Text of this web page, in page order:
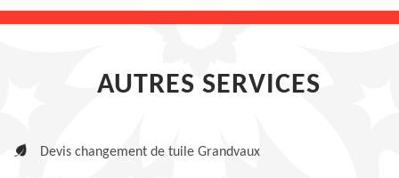
AUTRES SERVICES
Devis changement de tuile Grandvaux